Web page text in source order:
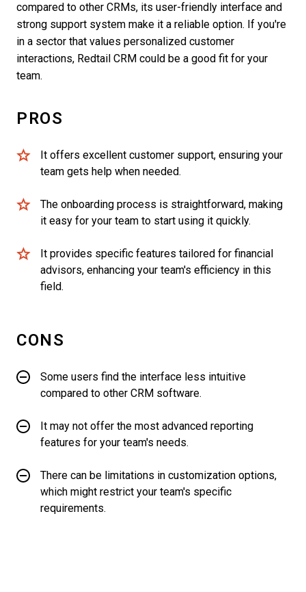
compared to other CRMs, its user-friendly interface and
strong support system make it a reliable option. If you're
in a sector that values personalized customer
interactions, Redtail CRM could be a good fit for your
team.
PROS
It offers excellent customer support, ensuring your
team gets help when needed.
The onboarding process is straightforward, making
it easy for your team to start using it quickly.
It provides specific features tailored for financial
advisors, enhancing your team's efficiency in this
field.
CONS
Some users find the interface less intuitive
compared to other CRM software.
It may not offer the most advanced reporting
features for your team's needs.
There can be limitations in customization options,
which might restrict your team's specific
requirements.